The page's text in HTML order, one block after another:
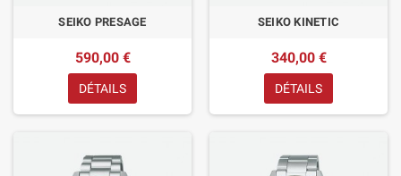
SEIKO PRESAGE
590,00 €
DÉTAILS
SEIKO KINETIC
340,00 €
DÉTAILS